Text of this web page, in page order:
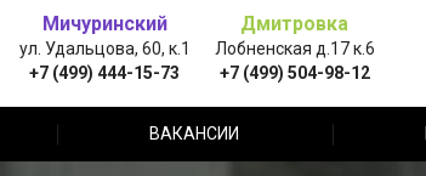
Мичуринский
ул. Удальцова, 60, к.1
+7 (499) 444-15-73
Дмитровка
Лобненская д.17 к.6
+7 (499) 504-98-12
ВАКАНСИИ